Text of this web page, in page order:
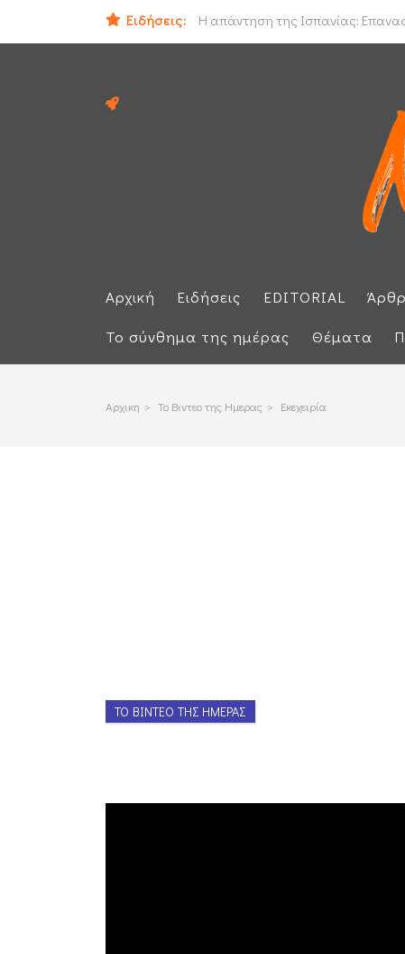
Ειδήσεις:
Η απάντηση της Ισπανίας:
Ο εισαγγελέας του Αρείου Πάγου
Αρχική Ειδήσεις EDITORIAL
Το σύνθημα της ημέρας
Θέματα
Αρχικη > Το Βιντεο της Ημερας > Εκεχειρία
ΤΟ ΒΊΝΤΕΟ ΤΗΣ ΗΜΈΡΑΣ